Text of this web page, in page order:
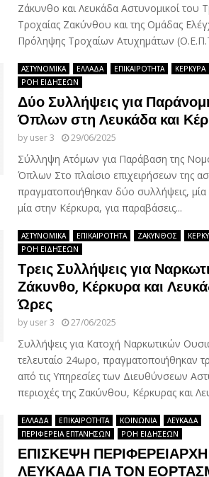
Ζάκυνθο και Λευκάδα Αστυνομικοί του
Τροχαίας Ζακύνθου και της Ομάδας
Πρόληψης Τροχαίων Ατυχημάτων
ΑΣΤΥΝΟΜΙΚΑ ΕΛΛΑΔΑ ΕΠΙΚΑΙΡΟΤΗΤΑ ΚΕΡΚΥΡΑ
ΡΟΗ ΕΙΔΗΣΕΩΝ
Δύο Συλλήψεις για
Όπλων στη Λευκάδα και
by user 3 29/06/2025
Σύλληψη Ατόμων για Παράβαση της
Όπλων Στο πλαίσιο επιχειρήσεων της
πραγματοποιήθηκαν δύο συλλήψεις, μία
μία στην Κέρκυρα, για παραβάσεις...
ΑΣΤΥΝΟΜΙΚΑ ΕΠΙΚΑΙΡΟΤΗΤΑ ΖΑΚΥΝΘΟΣ
ΡΟΗ ΕΙΔΗΣΕΩΝ
Τρεις Συλλήψεις για
Ζάκυνθο, Κέρκυρα και
Ώρες
by user 3 27/06/2025
Συλλήψεις για Κατοχή Ναρκωτικών
τελευταίο 24ωρο, πραγματοποιήθηκαν
από τις Υπηρεσίες των Διευθύνσεων
περιοχές της Ζακύνθου, Κέρκυρας και
ΕΛΛΑΔΑ ΕΠΙΚΑΙΡΟΤΗΤΑ ΚΟΙΝΩΝΙΑ
ΛΕΥΚΑΔΑ
ΠΕΡΙΦΕΡΕΙΑ ΕΠΤΑΝΗΣΩΝ
ΡΟΗ ΕΙΔΗΣΕΩΝ
ΕΠΙΣΚΕΨΗ
ΛΕΥΚΑΔΑ ΓΙΑ ΤΟΝ